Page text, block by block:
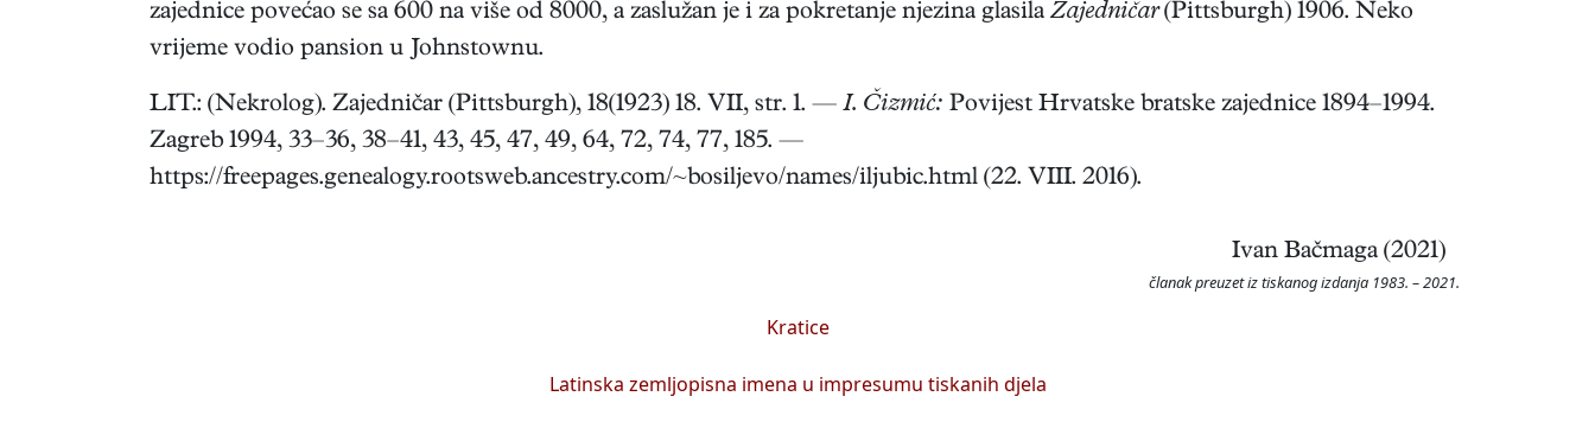
zajednice povećao se sa 600 na više od 8000, a zaslužan je i za pokretanje njezina glasilaZajedničar(Pittsburgh) 1906. Neko
vrijeme vodio pansion u Johnstownu.
LIT.: (Nekrolog). Zajedničar (Pittsburgh), 18(1923) 18. VII, str. 1. — I. Čizmić: Povijest Hrvatske bratske zajednice 1894–1994.
Zagreb 1994, 33–36, 38–41, 43, 45, 47, 49, 64, 72, 74, 77, 185. —
https://freepages.genealogy.rootsweb.ancestry.com/~bosiljevo/names/iljubic.html (22. VIII. 2016).
Ivan Bačmaga (2021)
članak preuzet iz tiskanog izdanja 1983. – 2021.
Kratice
Latinska zemljopisna imena u impresumu tiskanih djela